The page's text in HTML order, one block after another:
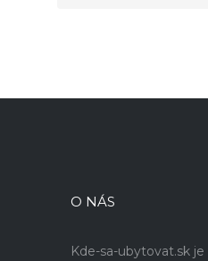
O NÁS
Kde-sa-ubytovat.sk